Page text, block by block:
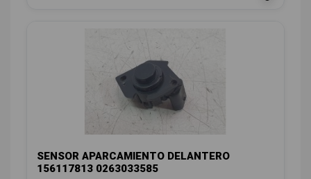
SENSOR APARCAMIENTO DELANTERO
156117813 0263033585